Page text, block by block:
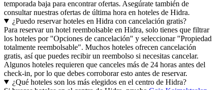
temporada baja para encontrar ofertas. Asegúrate también de
consultar nuestras ofertas de última hora en hoteles de Hidra.
¿Puedo reservar hoteles en Hidra con cancelación gratis?
Para reservar un hotel reembolsable en Hidra, solo tienes que filtrar
los hoteles por "Opciones de cancelación" y seleccionar "Propiedad
totalmente reembolsable". Muchos hoteles ofrecen cancelación
gratis, así que puedes recibir un reembolso si necesitas cancelar.
Algunos hoteles requieren que canceles más de 24 horas antes del
check-in, por lo que debes corroborar esto antes de reservar.
¿Qué hoteles son los más elegidos en el centro de Hidra?